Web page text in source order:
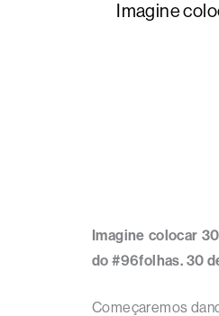
Imagine
Imagine colocar
do #96folhas. 30
Começaremos